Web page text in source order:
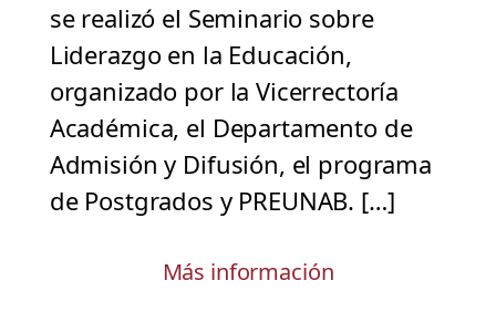
se realizó el Seminario sobre
Liderazgo en la Educación,
organizado por la Vicerrectoría
Académica, el Departamento de
Admisión y Difusión, el programa
de Postgrados y PREUNAB. […]
Más información